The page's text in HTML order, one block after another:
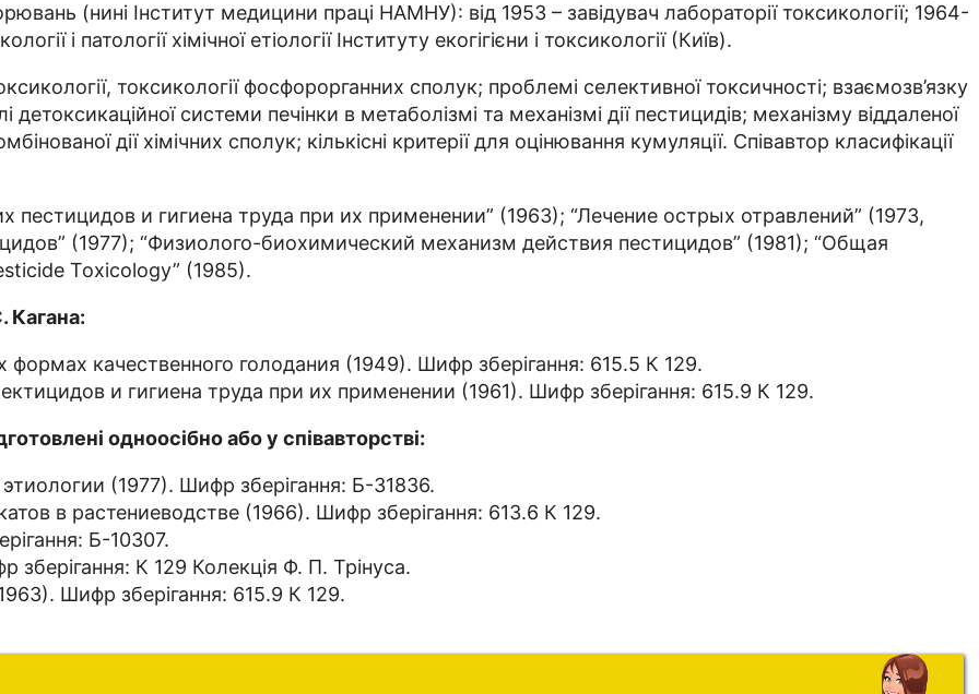
(нині Інститут медицини праці НАМНУ): від 1953 – завідувач лабораторії токсикології; 1964-
і патології хімічної етіології Інституту екогігієни і токсикології (Київ).
токсикології фосфорорганних сполук; проблемі селективної токсичності; взаємозв’язку
детоксикаційної системи печінки в метаболізмі та механізмі дії пестицидів; механізму віддаленої
дії хімічних сполук; кількісні критерії для оцінювання кумуляції. Співавтор класифікації
пестицидов и гигиена труда при их применении” (1963); “Лечение острых отравлений” (1973,
(1977); “Физиолого-биохимический механизм действия пестицидов” (1981); “Общая
Toxicology” (1985).
Кагана:
качественного голодания (1949). Шифр зберігання: 615.5 К 129.
и гигиена труда при их применении (1961). Шифр зберігання: 615.9 К 129.
одноосібно або у співавторстві:
(1977). Шифр зберігання: Б-31836.
в растениеводстве (1966). Шифр зберігання: 613.6 К 129.
Б-10307.
К 129 Колекція Ф. П. Трінуса.
Шифр зберігання: 615.9 К 129.